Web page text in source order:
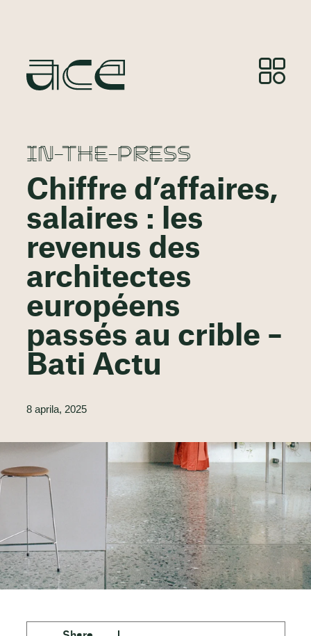
IN-THE-PRESS
Chiffre d’affaires,
salaires : les
revenus des
architectes
européens
passés au crible –
Bati Actu
8 aprila, 2025